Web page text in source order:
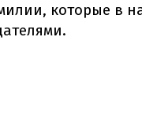
которые в